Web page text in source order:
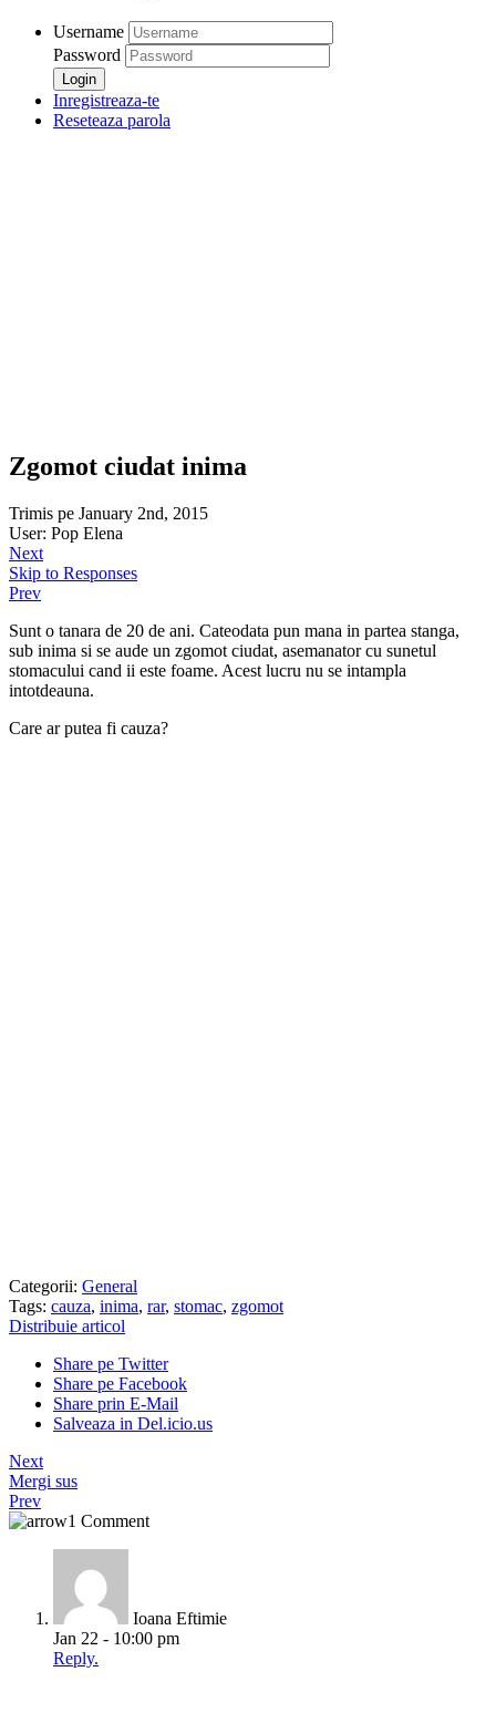
Username
Password
Inregistreaza-te
Reseteaza parola
Zgomot ciudat inima
Trimis pe January 2nd, 2015
User: Pop Elena
Next
Skip to Responses
Prev
Sunt o tanara de 20 de ani. Cateodata pun mana in partea stanga,
sub inima si se aude un zgomot ciudat, asemanator cu sunetul
stomacului cand ii este foame. Acest lucru nu se intampla
intotdeauna.
Care ar putea fi cauza?
Categorii: General
Tags: cauza, inima, rar, stomac, zgomot
Distribuie articol
Share pe Twitter
Share pe Facebook
Share prin E-Mail
Salveaza in Del.icio.us
Next
Mergi sus
Prev
1 Comment
Ioana Eftimie
Jan 22 - 10:00 pm
Reply.